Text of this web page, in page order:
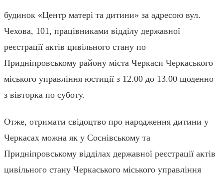
будинок «Центр матері та дитини» за адресою вул.
Чехова, 101, працівниками відділу державної
реєстрації актів цивільного стану по
Придніпровському району міста Черкаси Черкаського
міського управління юстиції з 12.00 до 13.00 щоденно
з вівторка по суботу.
Отже, отримати свідоцтво про народження дитини у
Черкасах можна як у Соснівському та
Придніпровському відділах державної реєстрації актів
цивільного стану Черкаського міського управління